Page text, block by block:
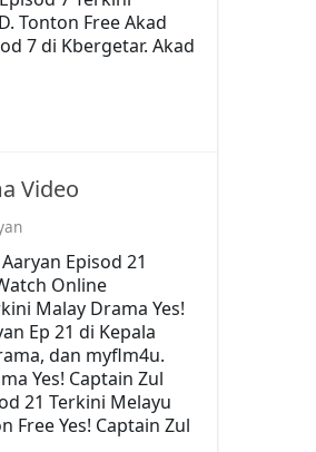
Tonton Free Akad
7 di Kbergetar. Akad
Video
Episod 21
Online
Malay Drama Yes!
Ep 21 di Kepala
dan myflm4u.
Yes! Captain Zul
21 Terkini Melayu
Free Yes! Captain Zul